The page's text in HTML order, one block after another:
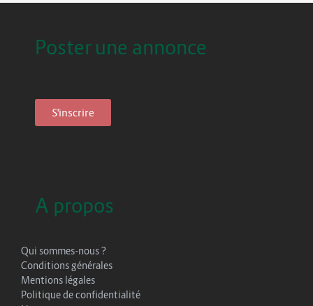
A propos
Qui sommes-nous ?
Conditions générales
Mentions légales
Politique de confidentialité
Poster une annonce
S'inscrire